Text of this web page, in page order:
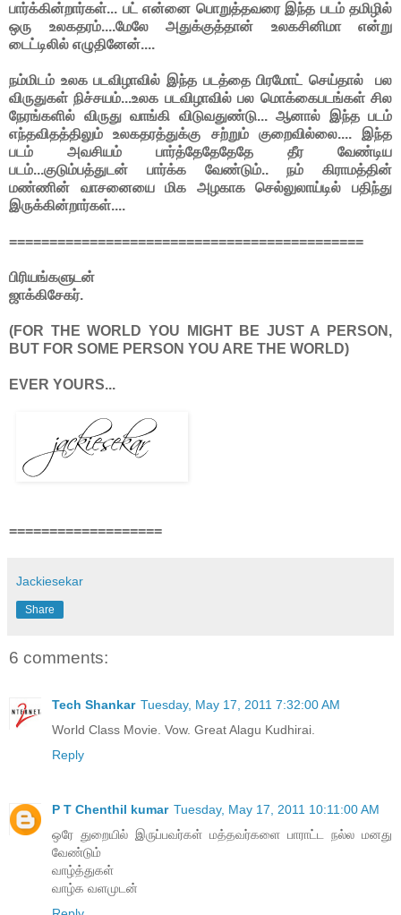
பார்க்கின்றார்கள்... பட் என்னை பொறுத்தவரை இந்த படம் தமிழில்
ஒரு உலகதரம்....மேலே அதுக்குத்தான் உலகசினிமா என்று
டைட்டிலில் எழுதினேன்....
நம்மிடம் உலக படவிழாவில் இந்த படத்தை பிரமோட் செய்தால் பல
விருதுகள் நிச்சயம்...உலக படவிழாவில் பல மொக்கைபடங்கள் சில
நேரங்களில் விருது வாங்கி விடுவதுண்டு... ஆனால் இந்த படம்
எந்தவிதத்திலும் உலகதரத்துக்கு சற்றும் குறைவில்லை.... இந்த
படம் அவசியம் பார்த்தேதேதேதே தீர வேண்டிய
படம்...குடும்பத்துடன் பார்க்க வேண்டும்.. நம் கிராமத்தின்
மண்ணின் வாசனையை மிக அழகாக செல்லுலாய்டில் பதிந்து
இருக்கின்றார்கள்....
============================================
பிரியங்களுடன்
ஜாக்கிசேகர்.
(FOR THE WORLD YOU MIGHT BE JUST A PERSON,
BUT FOR SOME PERSON YOU ARE THE WORLD)
EVER YOURS...
===================
Jackiesekar
Share
6 comments:
Tech Shankar Tuesday, May 17, 2011 7:32:00 AM
World Class Movie. Vow. Great Alagu Kudhirai.
Reply
P T Chenthil kumar Tuesday, May 17, 2011 10:11:00 AM
ஒரே துறையில் இருப்பவர்கள் மத்தவர்களை பாராட்ட நல்ல மனது
வேண்டும்
வாழ்த்துகள்
வாழ்க வளமுடன்